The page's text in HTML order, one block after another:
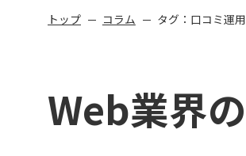
トップ コラム タグ：口コミ運用
Web業界の